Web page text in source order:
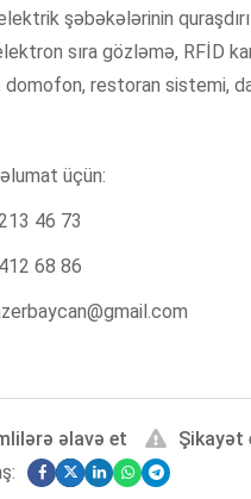
şəbəkələrinin
sıra gözləmə, RFİD
domofon, restoran sistemi,
üçün:
46 73
68 86
əlavə et
Şikayət